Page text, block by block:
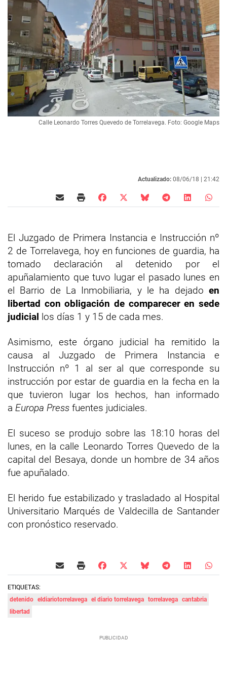
Calle Leonardo Torres Quevedo de Torrelavega. Foto: Google Maps
Actualizado: 08/06/18 | 21:42
El Juzgado de Primera Instancia e Instrucción nº
2 de Torrelavega, hoy en funciones de guardia, ha
tomado declaración al detenido por el
apuñalamiento que tuvo lugar el pasado lunes en
el Barrio de La Inmobiliaria, y le ha dejado en
libertad con obligación de comparecer en sede
judicial los días 1 y 15 de cada mes.
Asimismo, este órgano judicial ha remitido la
causa al Juzgado de Primera Instancia e
Instrucción nº 1 al ser al que corresponde su
instrucción por estar de guardia en la fecha en la
que tuvieron lugar los hechos, han informado
a Europa Press fuentes judiciales.
El suceso se produjo sobre las 18:10 horas del
lunes, en la calle Leonardo Torres Quevedo de la
capital del Besaya, donde un hombre de 34 años
fue apuñalado.
El herido fue estabilizado y trasladado al Hospital
Universitario Marqués de Valdecilla de Santander
con pronóstico reservado.
ETIQUETAS:
detenido eldiariotorrelavega el diario torrelavega torrelavega cantabria
libertad